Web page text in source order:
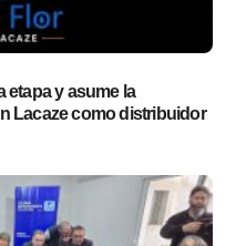
etapa y asume la
Lacaze como distribuidor